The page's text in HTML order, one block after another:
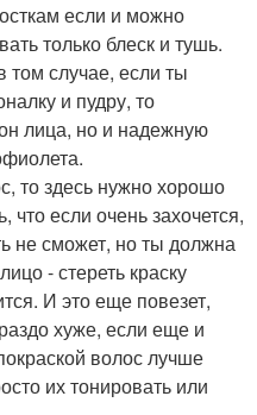
если и можно
только блеск и тушь.
том случае, если ты
и пудру, то
лица, но и надежную
то здесь нужно хорошо
если очень захочется,
не сможет, но ты должна
- стереть краску
И это еще повезет,
хуже, если еще и
волос лучше
их тонировать или